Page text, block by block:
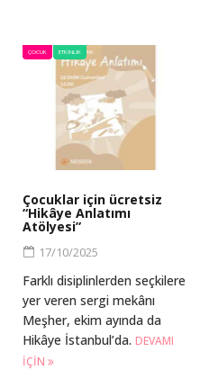
ÇOCUK ETKINLIK
Çocuklar için ücretsiz
“Hikâye Anlatımı
Atölyesi”
17/10/2025
Farklı disiplinlerden seçkilere
yer veren sergi mekânı
Meşher, ekim ayında da
Hikâye İstanbul’da. DEVAMI
IÇIN